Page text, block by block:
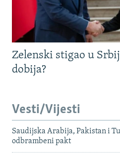
Zelenski stigao u
dobija?
Vesti/Vijesti
Saudijska Arabija, Pakistan i
odbrambeni pakt